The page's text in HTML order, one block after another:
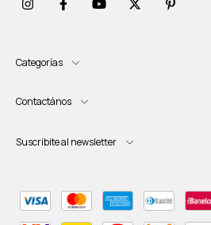
Categorías
Contactános
Suscribite al newsletter